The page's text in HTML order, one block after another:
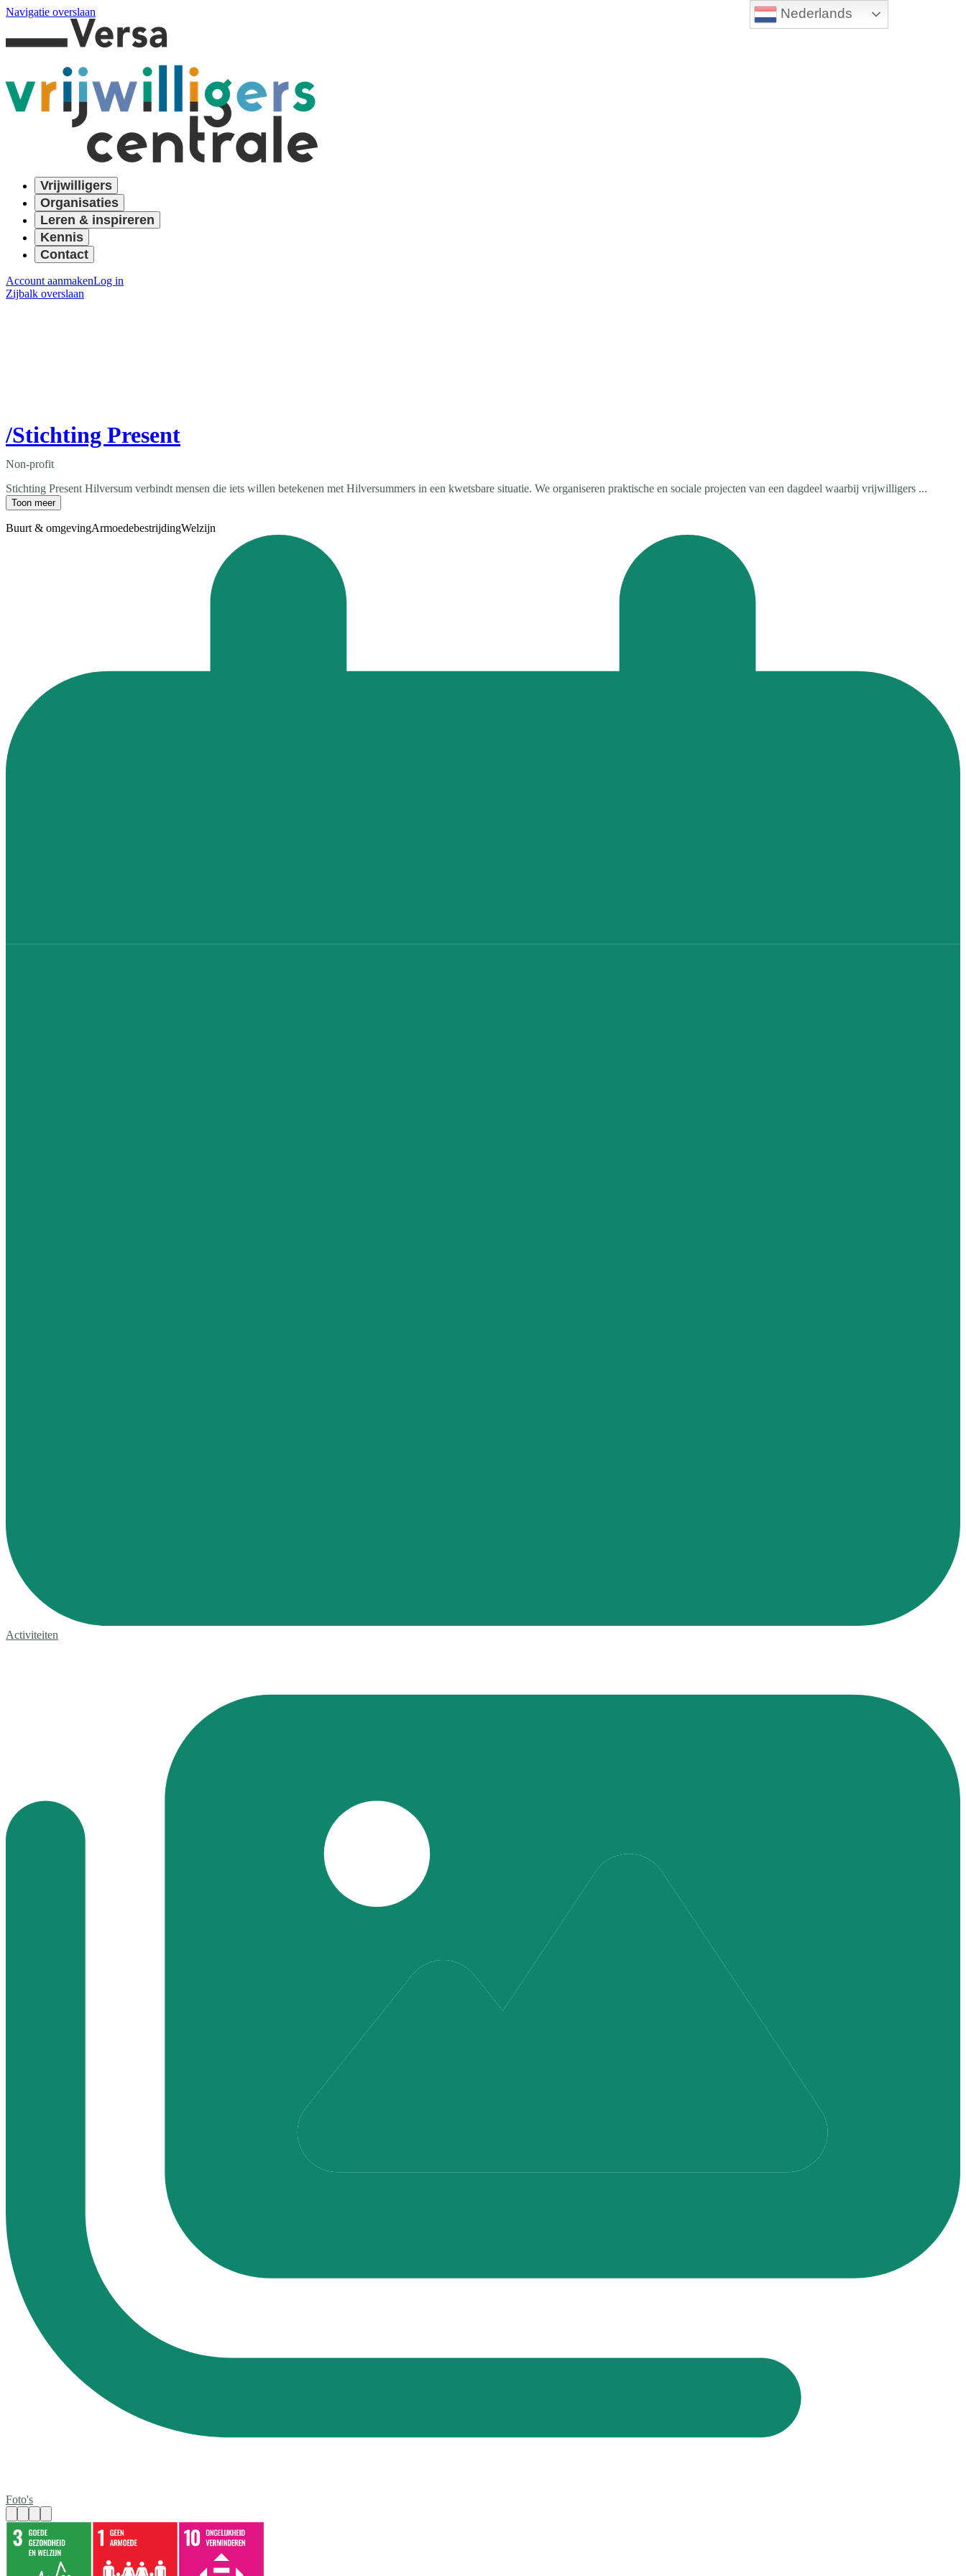
Nederlands
Navigatie overslaan
Vrijwilligers
Organisaties
Leren & inspireren
Kennis
Contact
Account aanmakenLog in
Zijbalk overslaan
/Stichting Present
Non-profit
Stichting Present Hilversum verbindt mensen die iets willen betekenen met Hilversummers in een kwetsbare situatie. We organiseren praktische en sociale projecten van een dagdeel waarbij vrijwilligers ...
Toon meer
Buurt & omgevingArmoedebestrijdingWelzijn
Activiteiten
Foto's